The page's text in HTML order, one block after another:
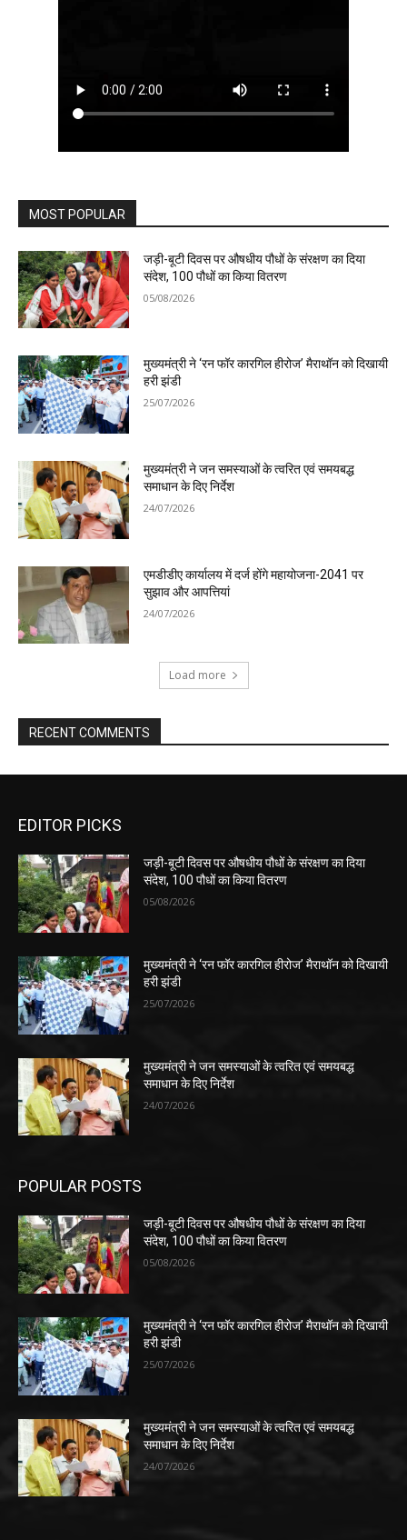
MOST POPULAR
जड़ी-बूटी दिवस पर औषधीय पौधों के संरक्षण का दिया
संदेश, 100 पौधों का किया वितरण
05/08/2026
मुख्यमंत्री ने ‘रन फॉर कारगिल हीरोज’ मैराथॉन को दिखायी
हरी झंडी
25/07/2026
मुख्यमंत्री ने जन समस्याओं के त्वरित एवं समयबद्ध
समाधान के दिए निर्देश
24/07/2026
एमडीडीए कार्यालय में दर्ज होंगे महायोजना-2041 पर
सुझाव और आपत्तियां
24/07/2026
Load more
RECENT COMMENTS
EDITOR PICKS
जड़ी-बूटी दिवस पर औषधीय पौधों के संरक्षण का दिया
संदेश, 100 पौधों का किया वितरण
05/08/2026
मुख्यमंत्री ने ‘रन फॉर कारगिल हीरोज’ मैराथॉन को दिखायी
हरी झंडी
25/07/2026
मुख्यमंत्री ने जन समस्याओं के त्वरित एवं समयबद्ध
समाधान के दिए निर्देश
24/07/2026
POPULAR POSTS
जड़ी-बूटी दिवस पर औषधीय पौधों के संरक्षण का दिया
संदेश, 100 पौधों का किया वितरण
05/08/2026
मुख्यमंत्री ने ‘रन फॉर कारगिल हीरोज’ मैराथॉन को दिखायी
हरी झंडी
25/07/2026
मुख्यमंत्री ने जन समस्याओं के त्वरित एवं समयबद्ध
समाधान के दिए निर्देश
24/07/2026